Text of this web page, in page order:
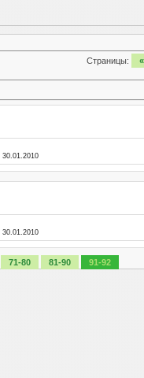
Страницы: «
30.01.2010
30.01.2010
71-80 81-90 91-92